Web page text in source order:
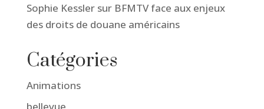
Sophie Kessler sur BFMTV face aux enjeux
des droits de douane américains
Catégories
Animations